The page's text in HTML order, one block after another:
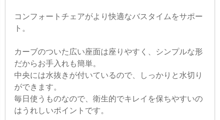
コンフォートチェアがより快適なバスタイムをサポー
ト。
カーブのついた広い座面は座りやすく、シンプルな形
だからお手入れも簡単。
中央には水抜きが付いているので、しっかりと水切り
ができます。
毎日使うものなので、衛生的でキレイを保ちやすいの
はうれしいポイントです。